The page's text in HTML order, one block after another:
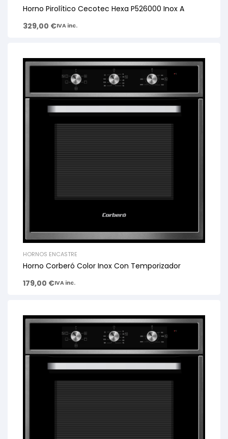
Horno Pirolítico Cecotec Hexa P526000 Inox A
329,00 €IVA inc.
HORNOS ENCASTRE
Horno Corberó Color Inox Con Temporizador
179,00 €IVA inc.